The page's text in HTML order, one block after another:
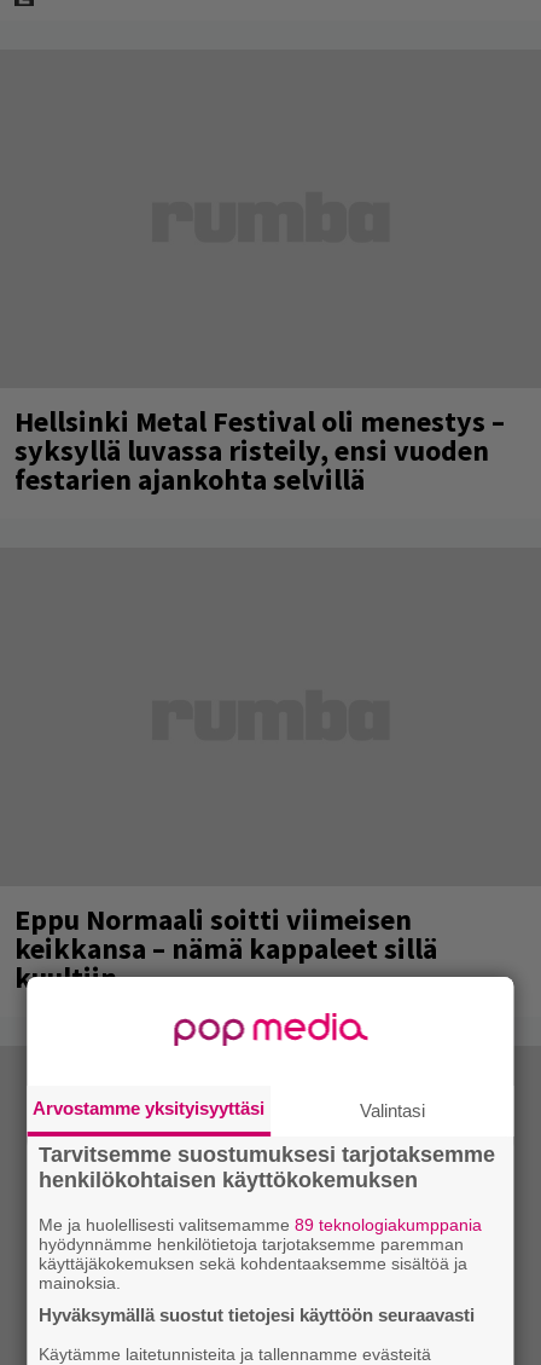
Hellsinki Metal Festival oli menestys –
syksyllä luvassa risteily, ensi vuoden
festarien ajankohta selvillä
Eppu Normaali soitti viimeisen
keikkansa – nämä kappaleet sillä
kuultiin
Arvostamme yksityisyyttäsi Valintasi
Tarvitsemme suostumuksesi tarjotaksemme
henkilökohtaisen käyttökokemuksen
Me ja huolellisesti valitsemamme89 teknologiakumppania
hyödynnämme henkilötietoja tarjotaksemme paremman
käyttäjäkokemuksen sekä kohdentaaksemme sisältöä ja
mainoksia.
Hyväksymällä suostut tietojesi käyttöön seuraavasti
Käytämme laitetunnisteita ja tallennamme evästeitä